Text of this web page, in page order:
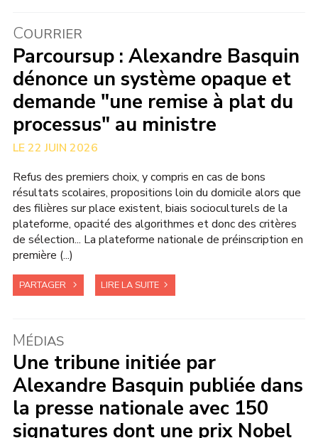
COURRIER
Parcoursup : Alexandre Basquin
dénonce un système opaque et
demande "une remise à plat du
processus" au ministre
22 JUIN 2026
Refus des premiers choix, y compris en cas de bons
résultats scolaires, propositions loin du domicile alors que
des filières sur place existent, biais socioculturels de la
plateforme, opacité des algorithmes et donc des critères
de sélection... La plateforme nationale de préinscription en
première (...)
PARTAGER LIRE LA SUITE
MÉDIAS
Une tribune initiée par
Alexandre Basquin publiée dans
la presse nationale avec 150
signatures dont une prix Nobel